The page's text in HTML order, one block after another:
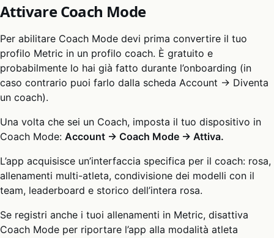
Attivare Coach Mode
Per abilitare Coach Mode devi prima convertire il tuo
profilo Metric in un profilo coach. È gratuito e
probabilmente lo hai già fatto durante l’onboarding (in
caso contrario puoi farlo dalla scheda Account → Diventa
un coach).
Una volta che sei un Coach, imposta il tuo dispositivo in
Coach Mode: Account → Coach Mode → Attiva.
L’app acquisisce un’interfaccia specifica per il coach: rosa,
allenamenti multi-atleta, condivisione dei modelli con il
team, leaderboard e storico dell’intera rosa.
Se registri anche i tuoi allenamenti in Metric, disattiva
Coach Mode per riportare l’app alla modalità atleta